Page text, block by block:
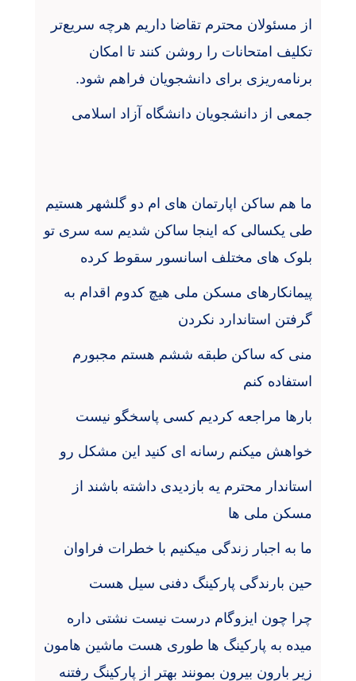
از مسئولان محترم تقاضا داریم هرچه سریع‌تر
تکلیف امتحانات را روشن کنند تا امکان
برنامه‌ریزی برای دانشجویان فراهم شود.
جمعی از دانشجویان دانشگاه آزاد اسلامی
ما هم ساکن اپارتمان های ام دو گلشهر هستیم
طی یکسالی که اینجا ساکن شدیم سه سری تو
بلوک های مختلف اسانسور سقوط کرده
پیمانکارهای مسکن ملی هیچ کدوم اقدام به
گرفتن استاندارد نکردن
منی که ساکن طبقه ششم هستم مجبورم
استفاده کنم
بارها مراجعه کردیم کسی پاسخگو نیست
خواهش میکنم رسانه ای کنید این مشکل رو
استاندار محترم یه بازدیدی داشته باشند از
مسکن ملی ها
ما به اجبار زندگی میکنیم با خطرات فراوان
حین بارندگی پارکینگ دفنی سیل هست
چرا چون ایزوگام درست نیست نشتی داره
میده به پارکینگ ها طوری هست ماشین هامون
زیر بارون بیرون بمونند بهتر از پارکینگ رفتنه